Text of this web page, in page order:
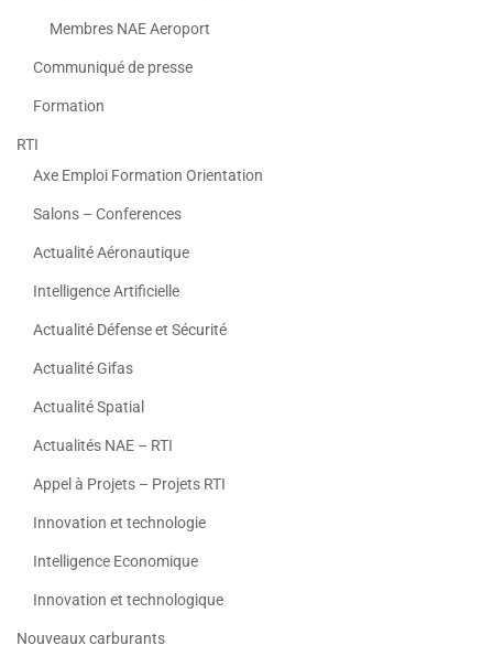
Membres NAE Aeroport
Communiqué de presse
Formation
RTI
Axe Emploi Formation Orientation
Salons – Conferences
Actualité Aéronautique
Intelligence Artificielle
Actualité Défense et Sécurité
Actualité Gifas
Actualité Spatial
Actualités NAE – RTI
Appel à Projets – Projets RTI
Innovation et technologie
Intelligence Economique
Innovation et technologique
Nouveaux carburants